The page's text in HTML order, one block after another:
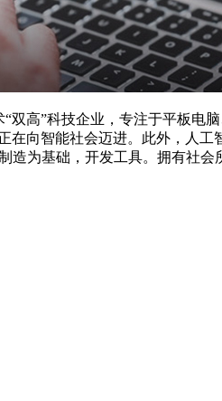
高”科技企业，专注于平板电
向智能社会迈进。此外，人
为基础，开发工具。拥有社会